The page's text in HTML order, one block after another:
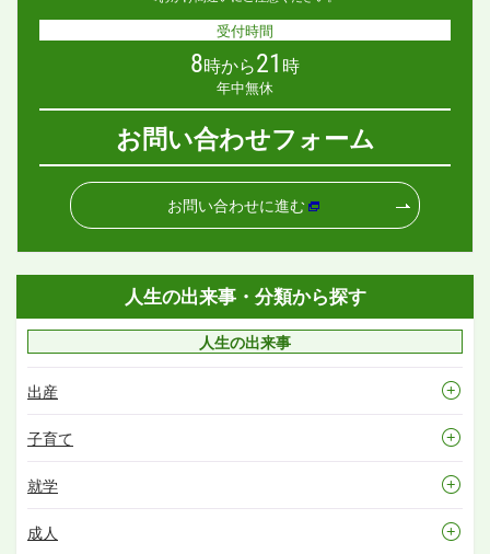
受付時間
8時から21 時
年中無休
お問い合わせフォーム
お問い合わせに進む
人生の出来事・分類から探す
人生の出来事
出産
子育て
就学
成人